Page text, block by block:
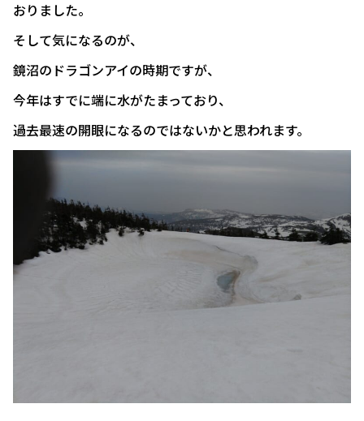
おりました。
そして気になるのが、
鏡沼のドラゴンアイの時期ですが、
今年はすでに端に水がたまっており、
過去最速の開眼になるのではないかと思われます。